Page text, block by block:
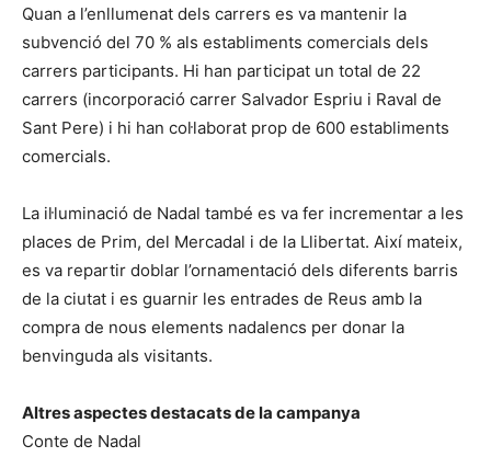
Quan a l’enllumenat dels carrers es va mantenir la
subvenció del 70 % als establiments comercials dels
carrers participants. Hi han participat un total de 22
carrers (incorporació carrer Salvador Espriu i Raval de
Sant Pere) i hi han col·laborat prop de 600 establiments
comercials.
La il·luminació de Nadal també es va fer incrementar a les
places de Prim, del Mercadal i de la Llibertat. Així mateix,
es va repartir doblar l’ornamentació dels diferents barris
de la ciutat i es guarnir les entrades de Reus amb la
compra de nous elements nadalencs per donar la
benvinguda als visitants.
Altres aspectes destacats de la campanya
Conte de Nadal